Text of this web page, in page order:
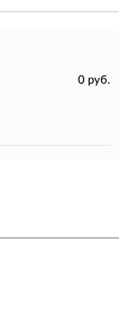
0 руб.